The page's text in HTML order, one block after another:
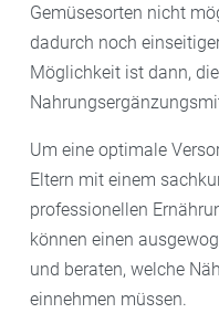
Gemüsesorten nicht
dadurch noch
Möglichkeit ist dann,
Um eine optimale
Eltern mit einem
professionellen
können einen
und beraten, welche
einnehmen müssen.